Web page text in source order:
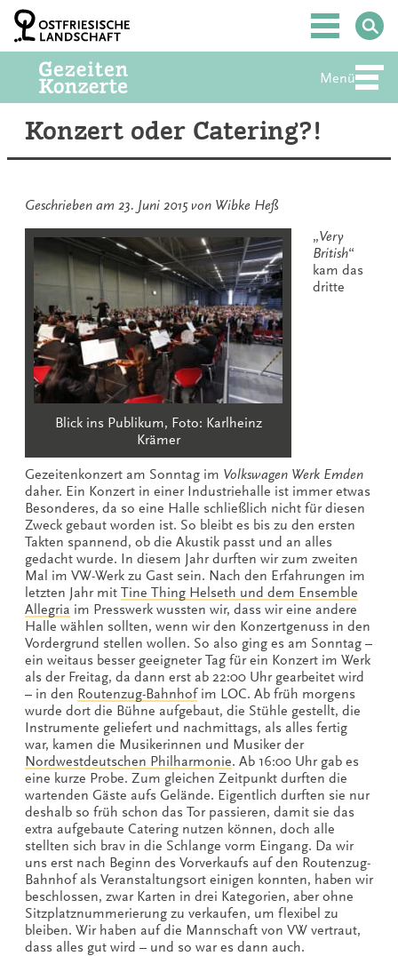
Zum
Inhalt
springen
Hauptmenü
Menü
Konzert oder Catering?!
Geschrieben am 23. Juni 2015von Wibke Heß
Blick ins Publikum, Foto: Karlheinz
Krämer
„Very
British“
kam das
dritte
Gezeitenkonzert am Sonntag im Volkswagen Werk Emden
daher. Ein Konzert in einer Industriehalle ist immer etwas
Besonderes, da so eine Halle schließlich nicht für diesen
Zweck gebaut worden ist. So bleibt es bis zu den ersten
Takten spannend, ob die Akustik passt und an alles
gedacht wurde. In diesem Jahr durften wir zum zweiten
Mal im VW-Werk zu Gast sein. Nach den Erfahrungen im
letzten Jahr mit Tine Thing Helseth und dem Ensemble
Allegria im Presswerk wussten wir, dass wir eine andere
Halle wählen sollten, wenn wir den Konzertgenuss in den
Vordergrund stellen wollen. So also ging es am Sonntag –
ein weitaus besser geeigneter Tag für ein Konzert im Werk
als der Freitag, da dann erst ab 22:00 Uhr gearbeitet wird
– in den Routenzug-Bahnhofim LOC. Ab früh morgens
wurde dort die Bühne aufgebaut, die Stühle gestellt, die
Instrumente geliefert und nachmittags, als alles fertig
war, kamen die Musikerinnen und Musiker der
Nordwestdeutschen Philharmonie. Ab 16:00 Uhr gab es
eine kurze Probe. Zum gleichen Zeitpunkt durften die
wartenden Gäste aufs Gelände. Eigentlich durften sie nur
deshalb so früh schon das Tor passieren, damit sie das
extra aufgebaute Catering nutzen können, doch alle
stellten sich brav in die Schlange vorm Eingang. Da wir
uns erst nach Beginn des Vorverkaufs auf den Routenzug-
Bahnhof als Veranstaltungsort einigen konnten, haben wir
beschlossen, zwar Karten in drei Kategorien, aber ohne
Sitzplatznummerierung zu verkaufen, um flexibel zu
bleiben. Wir haben auf die Mannschaft von VW vertraut,
dass alles gut wird – und so war es dann auch.